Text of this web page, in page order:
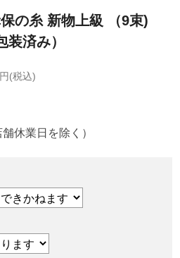
の糸 新物上級 （9束)
済み）
(税込)
休業日を除く）